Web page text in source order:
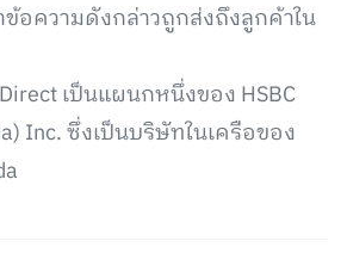
ข้อความดังกล่าวถูกส่งถึงลูกค้าใน
เป็นแผนกหนึ่งของ HSBC
Inc. ซึ่งเป็นบริษัทในเครือของ